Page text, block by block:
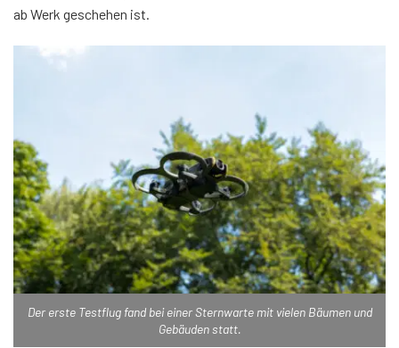
ab Werk geschehen ist.
Der erste Testflug fand bei einer Sternwarte mit vielen Bäumen und
Gebäuden statt.